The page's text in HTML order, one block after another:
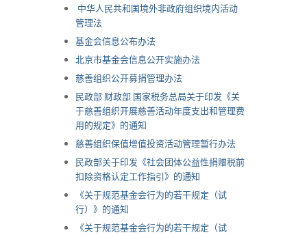
中华人民共和国境外非政府组织境内活动
管理法
基金会信息公布办法
北京市基金会信息公开实施办法
慈善组织公开募捐管理办法
民政部 财政部 国家税务总局关于印发《关
于慈善组织开展慈善活动年度支出和管理费
用的规定》的通知
慈善组织保值增值投资活动管理暂行办法
民政部关于印发《社会团体公益性捐赠税前
扣除资格认定工作指引》的通知
《关于规范基金会行为的若干规定（试
行）》的通知
《关于规范基金会行为的若干规定（试